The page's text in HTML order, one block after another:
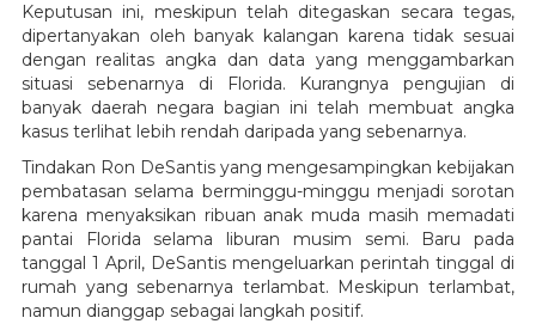
Keputusan ini, meskipun telah ditegaskan secara tegas,
dipertanyakan oleh banyak kalangan karena tidak sesuai
dengan realitas angka dan data yang menggambarkan
situasi sebenarnya di Florida. Kurangnya pengujian di
banyak daerah negara bagian ini telah membuat angka
kasus terlihat lebih rendah daripada yang sebenarnya.
Tindakan Ron DeSantis yang mengesampingkan kebijakan
pembatasan selama berminggu-minggu menjadi sorotan
karena menyaksikan ribuan anak muda masih memadati
pantai Florida selama liburan musim semi. Baru pada
tanggal 1 April, DeSantis mengeluarkan perintah tinggal di
rumah yang sebenarnya terlambat. Meskipun terlambat,
namun dianggap sebagai langkah positif.